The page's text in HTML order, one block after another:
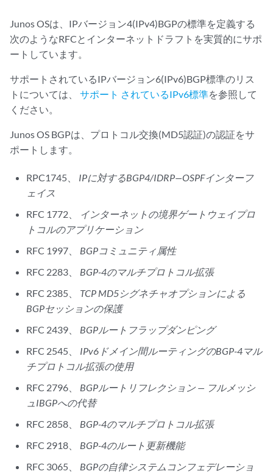
Junos OSは、IPバージョン4(IPv4)BGPの標準を定義する
次のようなRFCとインターネットドラフトを実質的にサポ
ートしています。
サポートされているIPバージョン6(IPv6)BGP標準のリス
トについては、 サポート されているIPv6標準を参照して
ください。
Junos OS BGPは、プロトコル交換(MD5認証)の認証をサ
ポートします。
RPC1745、 IPに対するBGP4/IDRP—OSPFインターフ
ェイス
RFC 1772、 インターネットの境界ゲートウェイプロ
トコルのアプリケーション
RFC 1997、 BGPコミュニティ属性
RFC 2283、 BGP-4のマルチプロトコル拡張
RFC 2385、 TCP MD5シグネチャオプションによる
BGPセッションの保護
RFC 2439、 BGPルートフラップダンピング
RFC 2545、 IPv6ドメイン間ルーティングのBGP-4マル
チプロトコル拡張の使用
RFC 2796、 BGPルートリフレクション — フルメッシ
ュIBGPへの代替
RFC 2858、 BGP-4のマルチプロトコル拡張
RFC 2918、 BGP-4のルート更新機能
RFC 3065、 BGPの自律システムコンフェデレーショ